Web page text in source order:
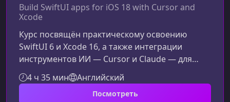
Build SwiftUI apps for iOS 18 with Cursor and
Xcode
Курс посвящён практическому освоению
SwiftUI 6 и Xcode 16, а также интеграции
инструментов ИИ — Cursor и Claude — для
ускорения разработки под iOS 18. Здесь вы
узнаете, как создавать визуально
выразительные интерфейсы, работать с
4 ч 35 мин Английский
Посмотреть